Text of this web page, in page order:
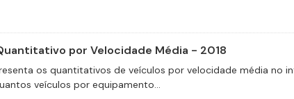
por Velocidade Média - 2018
os quantitativos de veículos por velocidade média no
veículos por equipamento...